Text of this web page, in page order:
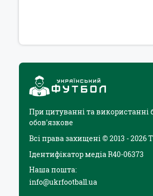
При цитуванні та використанні
обов'язкове
Всі права захищені © 2013 - 2026
Ідентифікатор медіа R40-06373
Наша пошта:
info@ukrfootball.ua